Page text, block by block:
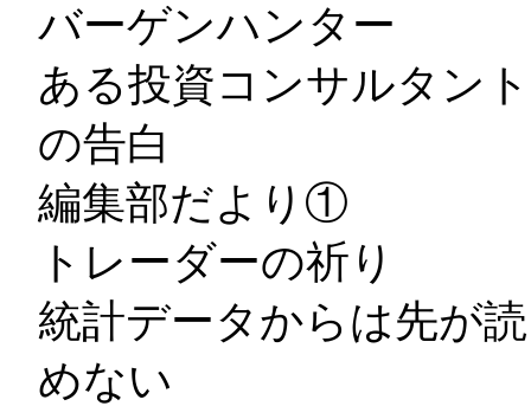
バーゲンハンター
ある投資コンサルタント
の告白
編集部だより①
トレーダーの祈り
統計データからは先が読
めない